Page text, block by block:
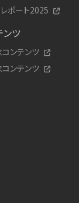
ポート2025
ンツ
ンテンツ
ンテンツ